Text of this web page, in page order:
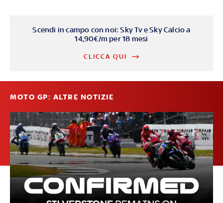
Scendi in campo con noi: Sky Tv e Sky Calcio a
14,90€/m per 18 mesi
CLICCA QUI
MOTO GP: ALTRE NOTIZIE